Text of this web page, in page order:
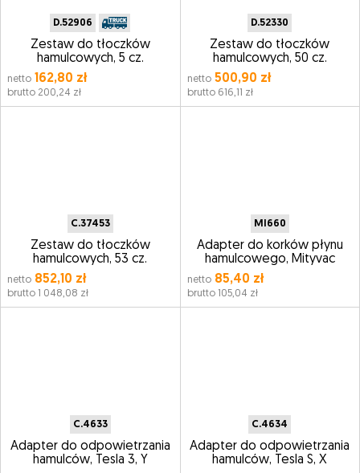
D.52906
Zestaw do tłoczków
hamulcowych, 5 cz.
netto 162,80 zł
brutto 200,24 zł
D.52330
Zestaw do tłoczków
hamulcowych, 50 cz.
netto500,90 zł
brutto 616,11 zł
C.37453
Zestaw do tłoczków
hamulcowych, 53 cz.
netto 852,10 zł
brutto 1 048,08 zł
MI660
Adapter do korków płynu
hamulcowego, Mityvac
netto85,40 zł
brutto 105,04 zł
C.4633
Adapter do odpowietrzania
hamulców, Tesla 3, Y
C.4634
Adapter do odpowietrzania
hamulców, Tesla S, X